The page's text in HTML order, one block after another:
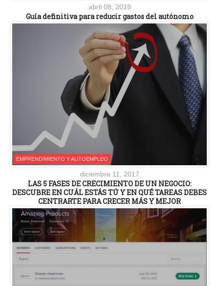
abril 08, 2019
Guía definitiva para reducir gastos del autónomo
EMPRENDIMIENTO Y AUTOEMPLEO
diciembre 11, 2017
LAS 5 FASES DE CRECIMIENTO DE UN NEGOCIO:
DESCUBRE EN CUÁL ESTÁS TÚ Y EN QUÉ TAREAS DEBES
CENTRARTE PARA CRECER MÁS Y MEJOR